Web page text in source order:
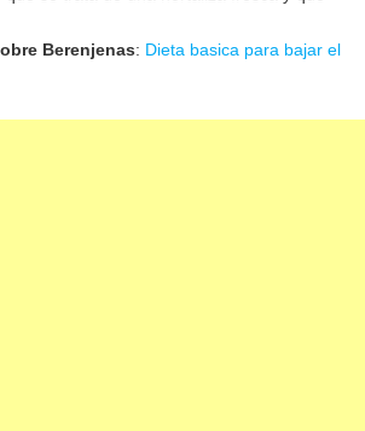
Berenjenas: Dieta basica para bajar el